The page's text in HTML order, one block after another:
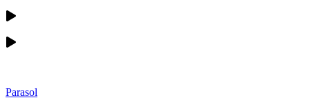
Parasol